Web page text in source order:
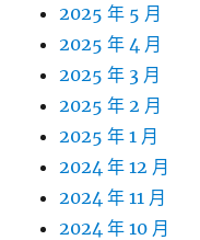
2025 年 5 月
2025 年 4 月
2025 年 3 月
2025 年 2 月
2025 年 1 月
2024 年 12 月
2024 年 11 月
2024 年 10 月